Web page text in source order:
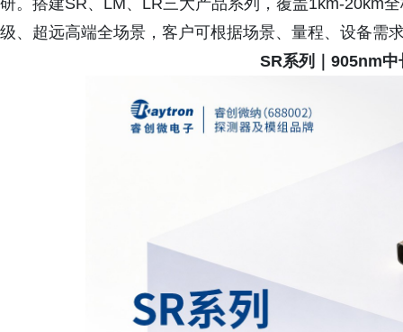
研。搭建SR、LM、LR三大产品系列，覆盖1km-20km
级、超远高端全场景，客户可根据场景、量程、设备需
SR系列｜905nm